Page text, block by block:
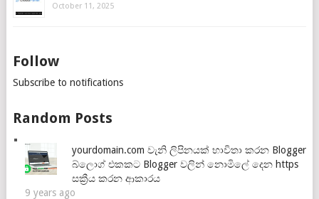
October 11, 2025
Follow
Subscribe to notifications
Random Posts
yourdomain.com වැනි ලිපිනයක් භාවිතා කරන Blogger
බ්ලොග් එකකට Blogger වලින් නොමිලේ දෙන https
සක්‍රීය කරන ආකාරය
9 years ago